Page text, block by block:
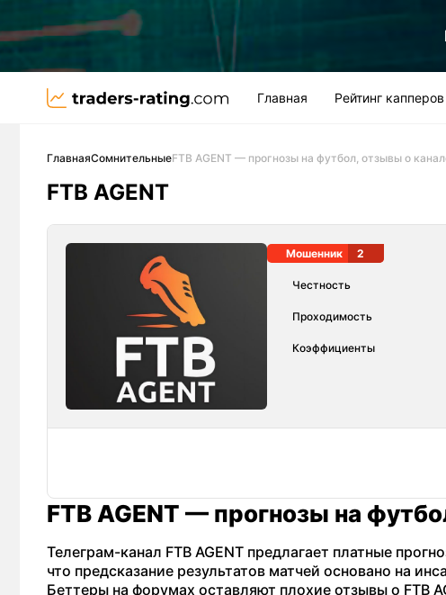
Главная Рейтинг капперов
ГлавнаяСомнительныеFTB AGENT — прогнозы на футбол, отзывы о
FTB AGENT
Мошенник 2
Честность
Проходимость
Коэффициенты
FTB AGENT — прогнозы на
Телеграм-канал FTB AGENT предлагает платные
что предсказание результатов матчей основано на
Беттеры на форумах оставляют плохие отзывы о FTB